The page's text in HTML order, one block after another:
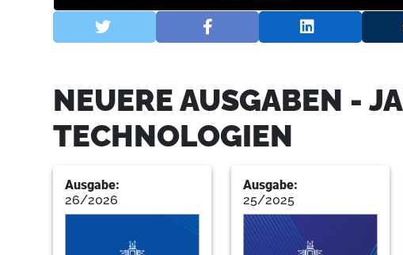
NEUERE AUSGABEN -
TECHNOLOGIEN
Ausgabe:
26/2026
Ausgabe:
25/2025